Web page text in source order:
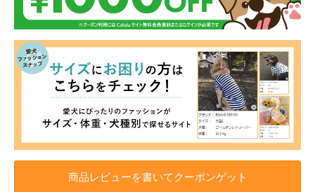
商品レビューを書いてクーポンゲット